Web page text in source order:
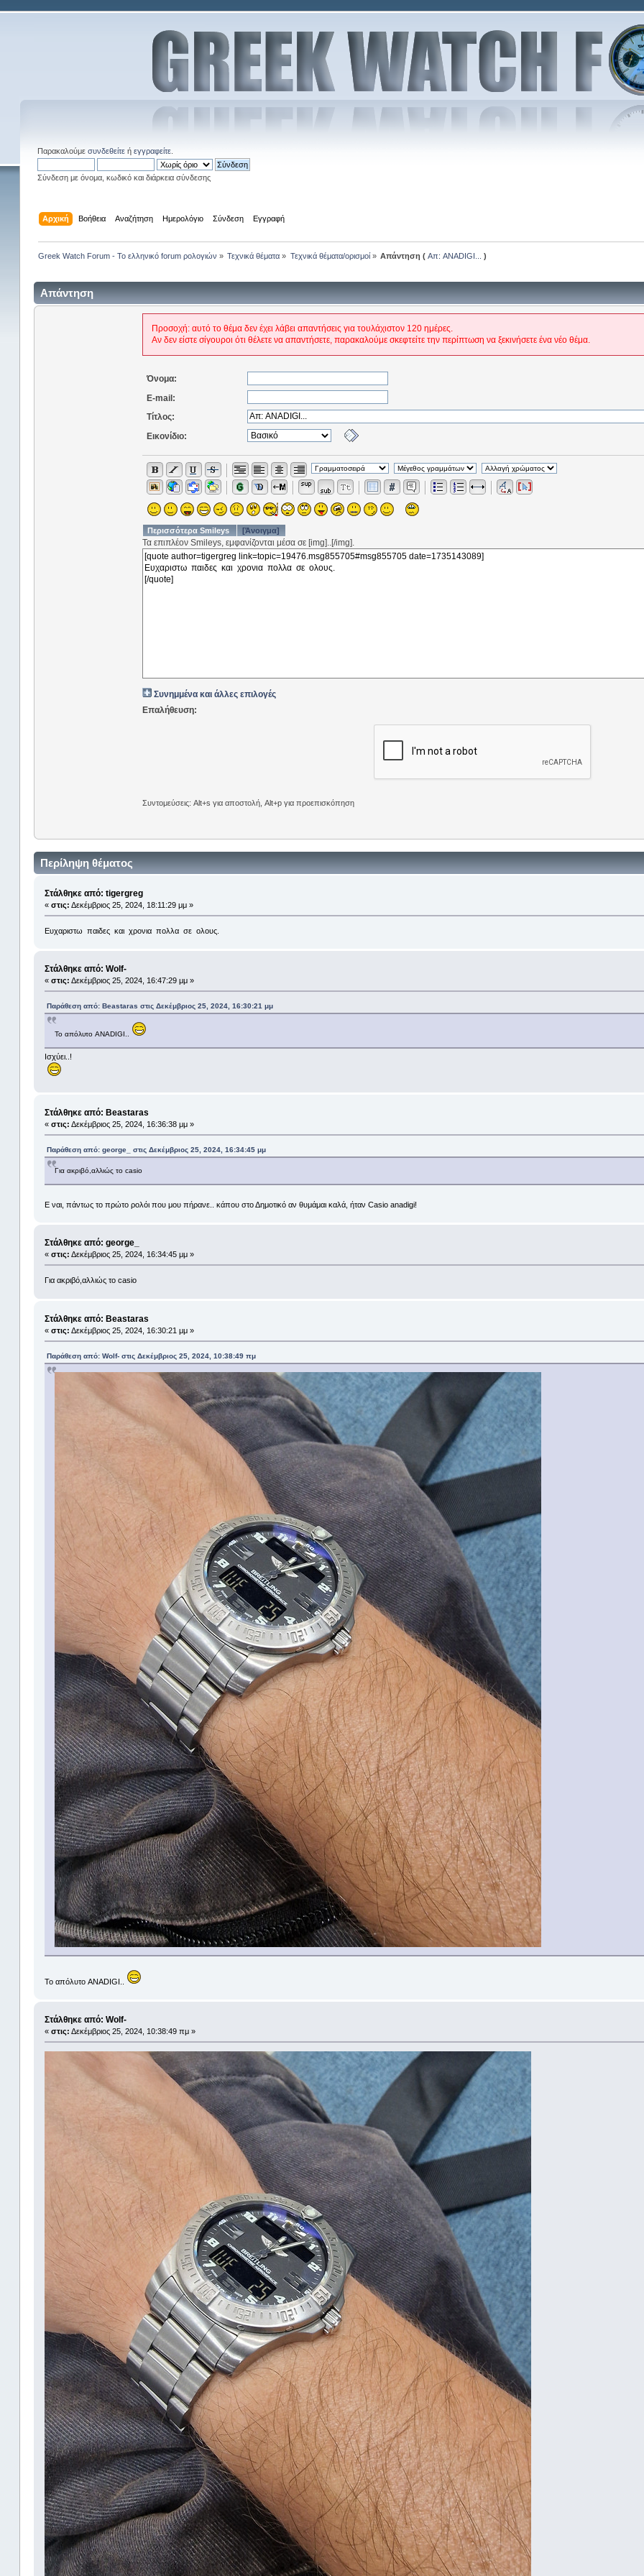
Παρακαλούμε συνδεθείτεή εγγραφείτε.
Σύνδεση με όνομα, κωδικό και διάρκεια σύνδεσης
Αρχική Βοήθεια Αναζήτηση Ημερολόγιο Σύνδεση Εγγραφή
Greek Watch Forum - Το ελληνικό forum ρολογιών » Τεχνικά θέματα » Τεχνικά θέματα/ορισμοί» Απάντηση (Απ: ANADIGI... )
Απάντηση
Προσοχή: αυτό το θέμα δεν έχει λάβει απαντήσεις για τουλάχιστον 120 ημέρες.
Αν δεν είστε σίγουροι ότι θέλετε να απαντήσετε, παρακαλούμε σκεφτείτε την περίπτωση να ξεκινήσετε ένα νέο θέμα.
Όνομα:
E-mail:
Τίτλος:
Εικονίδιο:
Περισσότερα Smileys [Άνοιγμα]
Τα επιπλέον Smileys, εμφανίζονται μέσα σε [img]..[/img].
Συνημμένα και άλλες επιλογές
Επαλήθευση:
Συντομεύσεις: Alt+s για αποστολή, Alt+p για προεπισκόπηση
Περίληψη θέματος
Στάλθηκε από: tigergreg
« στις: Δεκέμβριος 25, 2024, 18:11:29 μμ »
Ευχαριστω παιδες και χρονια πολλα σε ολους.
Στάλθηκε από: Wolf-
« στις: Δεκέμβριος 25, 2024, 16:47:29 μμ »
Παράθεση από: Beastaras στις Δεκέμβριος 25, 2024, 16:30:21 μμ
Το απόλυτο ANADIGI..
Ισχύει..!
Στάλθηκε από: Beastaras
« στις: Δεκέμβριος 25, 2024, 16:36:38 μμ »
Παράθεση από: george_ στις Δεκέμβριος 25, 2024, 16:34:45 μμ
Για ακριβό,αλλιώς το casio
Ε ναι, πάντως το πρώτο ρολόι που μου πήρανε.. κάπου στο Δημοτικό αν θυμάμαι καλά, ήταν Casio anadigi!
Στάλθηκε από: george_
« στις: Δεκέμβριος 25, 2024, 16:34:45 μμ »
Για ακριβό,αλλιώς το casio
Στάλθηκε από: Beastaras
« στις: Δεκέμβριος 25, 2024, 16:30:21 μμ »
Παράθεση από: Wolf- στις Δεκέμβριος 25, 2024, 10:38:49 πμ
Το απόλυτο ANADIGI..
Στάλθηκε από: Wolf-
« στις: Δεκέμβριος 25, 2024, 10:38:49 πμ »